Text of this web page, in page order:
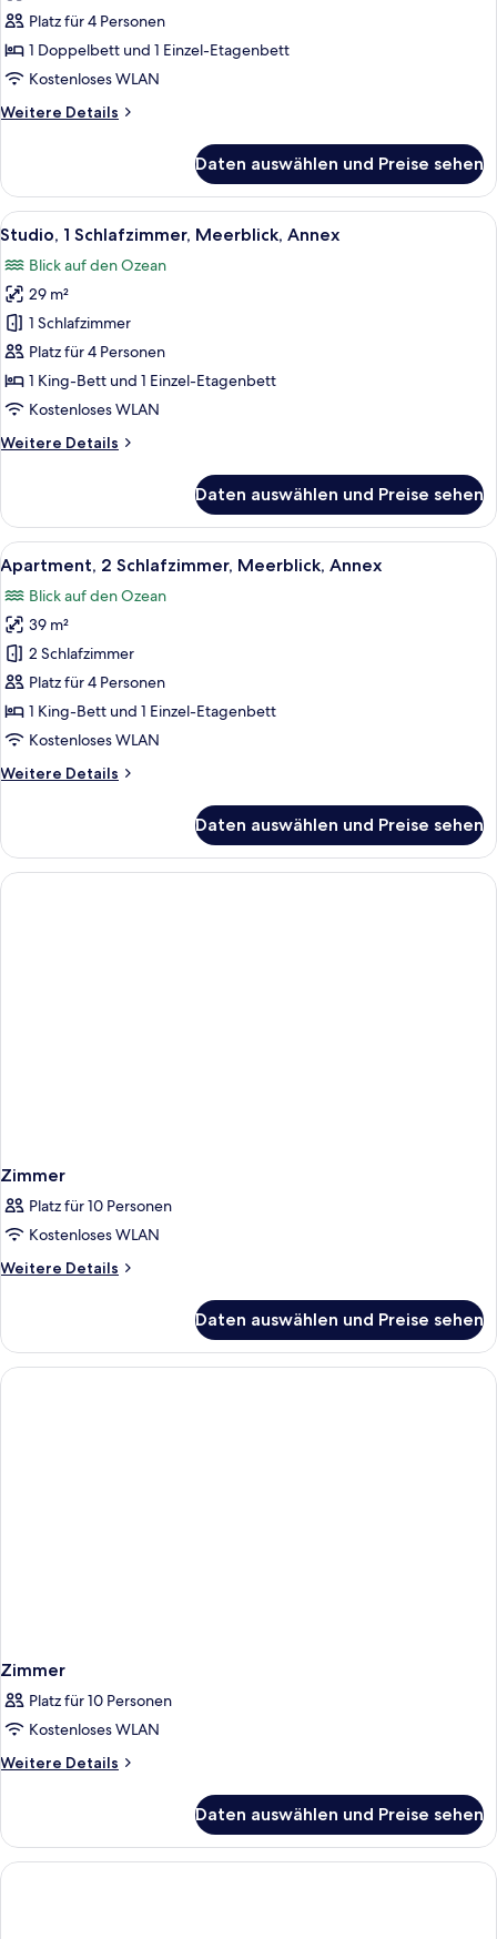
Vierbettzimmer
anzeigen
Platz für 4 Personen
1 Doppelbett und 1 Einzel-Etagenbett
Kostenloses WLAN
Weitere Details
Weitere
Daten auswählen und Preise sehen
Alle
Fotos
für
Studio,
Schlafzimmer,
Meerblick,
Annex
Ein Hotelzimmer mit Bett,
8
Studio, 1 Schlafzimmer, Meerblick, Annex
Blick auf den Ozean
29 m²
1 Schlafzimmer
Platz für 4 Personen
1 King-Bett und 1 Einzel-Etagenbett
Kostenloses WLAN
Weitere Details
Weitere
1
Schlafzimmer,
Meerblick,
Annex
Daten auswählen und Preise sehen
Alle
Fotos
für
Apartment,
2 Schlafzimmer,
Meerblick,
Annex
anzeigen
Ein Hotelzimmer mit Bett,
8
Apartment, 2 Schlafzimmer, Meerblick, Annex
Blick auf den Ozean
39 m²
2 Schlafzimmer
Platz für 4 Personen
1 King-Bett und 1 Einzel-Etagenbett
Kostenloses WLAN
Weitere Details
Weitere
2 Schlafzimmer,
Meerblick,
Annex
Daten auswählen und Preise sehen
Zimmer
Platz für 10 Personen
Kostenloses WLAN
Weitere Details
Weitere
Daten auswählen und Preise sehen
Zimmer
Platz für 10 Personen
Kostenloses WLAN
Weitere Details
Weitere
Daten auswählen und Preise sehen